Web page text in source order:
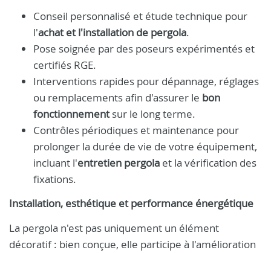
Conseil personnalisé et étude technique pour
l'achat et l'installation de pergola.
Pose soignée par des poseurs expérimentés et
certifiés RGE.
Interventions rapides pour dépannage, réglages
ou remplacements afin d'assurer le bon
fonctionnementsur le long terme.
Contrôles périodiques et maintenance pour
prolonger la durée de vie de votre équipement,
incluant l'entretien pergola et la vérification des
fixations.
Installation, esthétique et performance énergétique
La pergola n'est pas uniquement un élément
décoratif : bien conçue, elle participe à l'amélioration